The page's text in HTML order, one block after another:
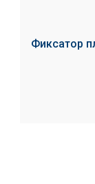
Фиксатор